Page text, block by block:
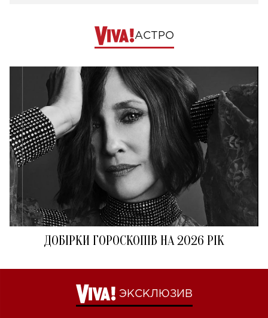
АСТРО
ДОБІРКИ ГОРОСКОПІВ НА 2026 РІК
ЭКСКЛЮЗИВ